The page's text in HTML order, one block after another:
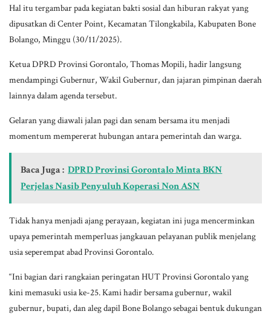
Hal itu tergambar pada kegiatan bakti sosial dan hiburan rakyat yang
dipusatkan di Center Point, Kecamatan Tilongkabila, Kabupaten Bone
Bolango, Minggu (30/11/2025).
Ketua DPRD Provinsi Gorontalo, Thomas Mopili, hadir langsung
mendampingi Gubernur, Wakil Gubernur, dan jajaran pimpinan daerah
lainnya dalam agenda tersebut.
Gelaran yang diawali jalan pagi dan senam bersama itu menjadi
momentum mempererat hubungan antara pemerintah dan warga.
Baca Juga : DPRD Provinsi Gorontalo Minta BKN
Perjelas Nasib Penyuluh Koperasi Non ASN
Tidak hanya menjadi ajang perayaan, kegiatan ini juga mencerminkan
upaya pemerintah memperluas jangkauan pelayanan publik menjelang
usia seperempat abad Provinsi Gorontalo.
“Ini bagian dari rangkaian peringatan HUT Provinsi Gorontalo yang
kini memasuki usia ke-25. Kami hadir bersama gubernur, wakil
gubernur, bupati, dan aleg dapil Bone Bolango sebagai bentuk dukungan